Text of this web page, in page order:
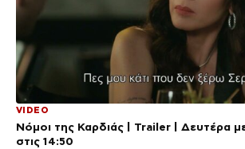
VIDEO
Νόμοι της Καρδιάς | Trailer | Δευτέρα
στις 14:50